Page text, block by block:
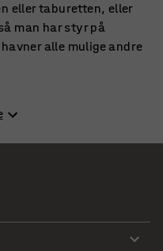
eller taburetten, eller
man har styr på
alle mulige andre
behagelige hynder i
til skole og
så de kan holde til
skal bruges af
sidde længere på en